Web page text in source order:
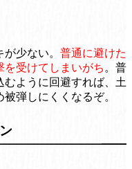
少ない。 普通に避けた
受けてしまいがち 。普
ように回避すれば、土
弾しにくくなるぞ。